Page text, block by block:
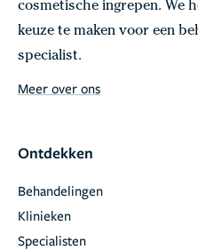
cosmetische ingrepen. We
keuze te maken voor een
specialist.
Meer over ons
Ontdekken
Behandelingen
Klinieken
Specialisten